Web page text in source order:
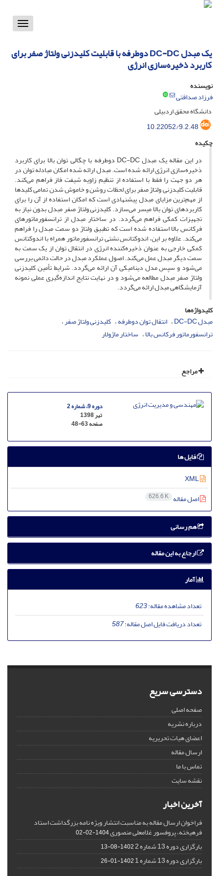
Toggle
یک مبدل DC-DC دوطرفه با قابلیت کلیدزنی ولتاژ صفر برای
کاربرد ذخیره‌سازی انرژی
نویسنده
فرزاد صداقتی
دانشگاه محقق اردبیلی
10.22052/9.2.48
چکیده
در این مقاله یک مبدل DC-DC دوطرفه با چگالی توان بالا برای کاربرد
ذخیره‌سازی انرژی ارائه شده است. مبدل ارائه شده امکان مبادله توان در
هر دو جهت را فقط با استفاده از تنظیم زاویه شیفت‌ فاز فراهم می‌کند.
قابلیت کلیدزنی ولتاژ صفر برای لحظات روشن و خاموش شدن تمامی کلیدها
از مهم‌ترین مزایای مبدل پیشنهادی است که امکان استفاده از آن را برای
کاربردهای توان بالا میسر می‌سازد. کلیدزنی ولتاژ صفر مبدل بدون نیاز به
تجهیزات کمکی فراهم می‌گردد. در ساختار مبدل از ترانسفورماتورهای
فرکانس بالا استفاده شده است که تطبیق ولتاژ دو سمت مبدل را فراهم
می‌کند. علاوه بر این، اندوکتانس نشتی ترانسفورماتور همراه با اندوکتانس
کمکی خارجی به عنوان ذخیره‌کننده انرژی در انتقال توان از یک سمت به
سمت دیگر مبدل عمل می‌کند. اصول عملکرد مبدل در حالت دائمی بررسی
می‌شود و سپس مدل‌ دینامیکی آن ارائه می‌گردد. شرایط تأمین کلیدزنی
ولتاژ صفر مبدل مطالعه می‌شود و در نهایت نتایج اندازه‌گیری عملی نمونه
آزمایشگاهی مبدل ارائه می‌گردد.
کلیدواژه‌ها
مبدل DC-DC
انتقال توان دوطرفه کلیدزنی ولتاژ صفر
ترانسفورماتور فرکانس بالا ساختار ماژولار
مراجع
دوره 9، شماره 2
تیر 1398
صفحه48-63
فایل ها
اصل مقاله 626.6 K
هم رسانی
ارجاع به این مقاله
آمار
تعداد مشاهده مقاله:623
تعداد دریافت فایل اصل مقاله:587
دسترسی سریع
صفحه اصلی
درباره نشریه
اعضای هیات تحریریه
ارسال مقاله
تماس با ما
نقشه سایت
آخرین اخبار
فراخوان ارسال مقاله به مناسبت انتشار ویژه نامه بزرگداشت استاد
فرهیخته، پروفسور غلامعلی منصوری1404-02-02
بارگزاری دوره 13 شماره 2 1402-08-13
بارگزاری دوره 13 شماره 1 1402-01-26